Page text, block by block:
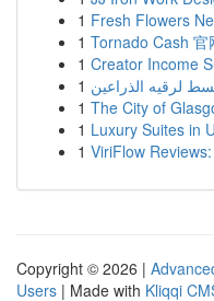
1 Fresh Flowers
1 Tornado Cash 官
1 Creator Income
1 لرقيه الذراعين
1 The City of
1 Luxury Suites in
1 ViriFlow
Copyright © 2026 |
Users | Made with Kliqqi